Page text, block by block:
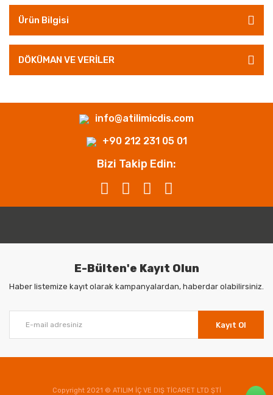
Ürün Bilgisi
DÖKÜMAN VE VERİLER
info@atilimicdis.com
+90 212 231 05 01
Bizi Takip Edin:
E-Bülten'e Kayıt Olun
Haber listemize kayıt olarak kampanyalardan, haberdar olabilirsiniz.
Kayıt Ol
Copyright 2021 © ATILIM İÇ VE DIŞ TİCARET LTD ŞTİ